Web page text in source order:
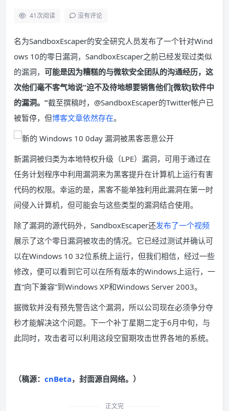
41次阅读 没有评论
名为SandboxEscaper的安全研究人员发布了一个针对Wind
ows 10的零日漏洞，SandboxEscaper之前已经发现过类似
的漏洞， 可能是因为糟糕的与微软安全团队的沟通经历，这
次他们毫不客气地说“迫不及待地想要销售他们[微软]软件中
的漏洞。”截至撰稿时，@SandboxEscaper的Twitter帐户已
被暂停，但博客文章依然存在。
新漏洞被归类为本地特权升级（LPE）漏洞，可用于通过在
任务计划程序中利用漏洞来为黑客提升在计算机上运行有害
代码的权限。幸运的是，黑客不能单独利用此漏洞在第一时
间侵入计算机，但可能会与这些类型的漏洞结合使用。
除了漏洞的源代码外，SandboxEscaper还发布了一个视频
展示了这个零日漏洞被攻击的情况。它已经过测试并确认可
以在Windows 10 32位系统上运行，但我们相信，经过一些
修改，便可以看到它可以在所有版本的Windows上运行，一
直“向下兼容”到Windows XP和Windows Server 2003。
据微软并没有预先警告这个漏洞，所以公司现在必须争分夺
秒才能解决这个问题。下一个补丁星期二定于6月中旬，与
此同时，攻击者可以利用这段空窗期攻击世界各地的系统。
（稿源： cnBeta，封面源自网络。）
正文完